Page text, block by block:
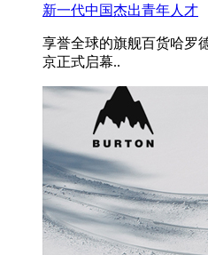
新一代中国杰出青年人才
享誉全球的旗舰百货哈罗
京正式启幕..